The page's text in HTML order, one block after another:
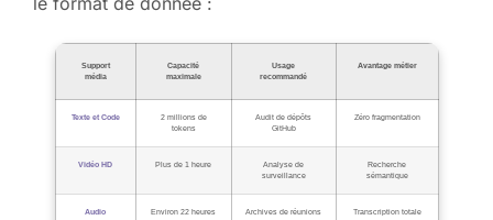
Support
média
Capacité
maximale
Usage
recommandé
Avantage métier
Texte et Code
2 millions de
tokens
Audit de dépôts
GitHub
Zéro fragmentation
Vidéo HD Plus de 1 heure
Analyse de
surveillance
Recherche
sémantique
Audio Environ 22 heures Archives de réunions Transcription totale